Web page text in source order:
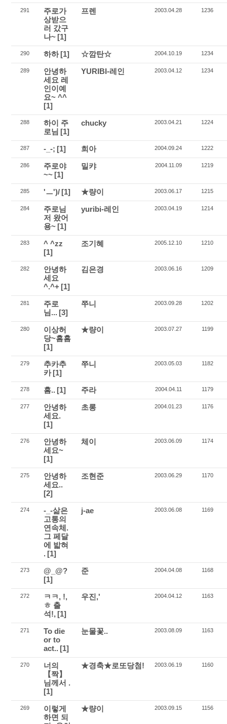
291
주로가
상받으
러 갔구
나~ [1]
프렌 2003.04.28 1236
290 하하[1] ☆깜탄☆ 2004.10.19 1234
289
안녕하
세요 레
인이예
요~ ^^
[1]
YURIBI-레인 2003.04.12 1234
288
하이 주
로님 [1]
chucky 2003.04.21 1224
287 -_-; [1] 희아 2004.09.24 1222
286
주로야
~~ [1]
밀캬 2004.11.09 1219
285 'ㅡ')/ [1] ★량이 2003.06.17 1215
284
주로님
저 왔어
용~ [1]
yuribi-레인 2003.04.19 1214
283
^ ^zz
[1]
조기혜 2005.12.10 1210
282
안녕하
세요
^.^+ [1]
김은경 2003.06.16 1209
281
주로
님... [3]
쭈니 2003.09.28 1202
280
이상허
당~흠흠
[1]
★량이 2003.07.27 1199
279
추카추
카[1]
쭈니 2003.05.03 1182
278 흠.. [1] 주라 2004.04.11 1179
277
안녕하
세요.
[1]
초롱 2004.01.23 1176
276
안녕하
세요~
[1]
체이 2003.06.09 1174
275
안녕하
세요..
[2]
조현준 2003.06.29 1170
274
-_-삶은
고통의
연속체.
그 페달
에 밟혀
. [1]
j-ae 2003.06.08 1169
273
@_@?
[1]
준 2004.04.08 1168
272
ㅋㅋ, !,
ㅎ 출
석!, [1]
우진,' 2004.04.12 1163
271
To die
or to
act.. [1]
눈물꽃.. 2003.08.09 1163
270
너의
【짝】
님께서 .
[1]
★경축★로또당첨! 2003.06.19 1160
269
이렇게
하면 되
★량이 2003.09.15 1156